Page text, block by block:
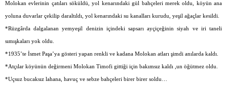
Molokan evlerinin çatıları söküldü, yol kenarındaki gül bahçeleri merek oldu, köyün ana
yoluna duvarlar çekilip daraltıldı, yol kenarındaki su kanalları kurudu, yeşil ağaçlar kesildi.
*Rüzgârda dalgalanan yemyeşil denizin içindeki sapsarı ayçiçeğinin siyah ve iri taneli
sımışkaları yok oldu.
*1935’te İsmet Paşa’ya gösteri yapan renkli ve kadana Molokan atları şimdi anılarda kaldı.
*Atçılar köyünün değirmeni Molokan Timofi gittiği için bakımsız kaldı ,un öğütmez oldu.
*Uçsuz bucaksız lahana, havuç ve sebze bahçeleri birer birer soldu…